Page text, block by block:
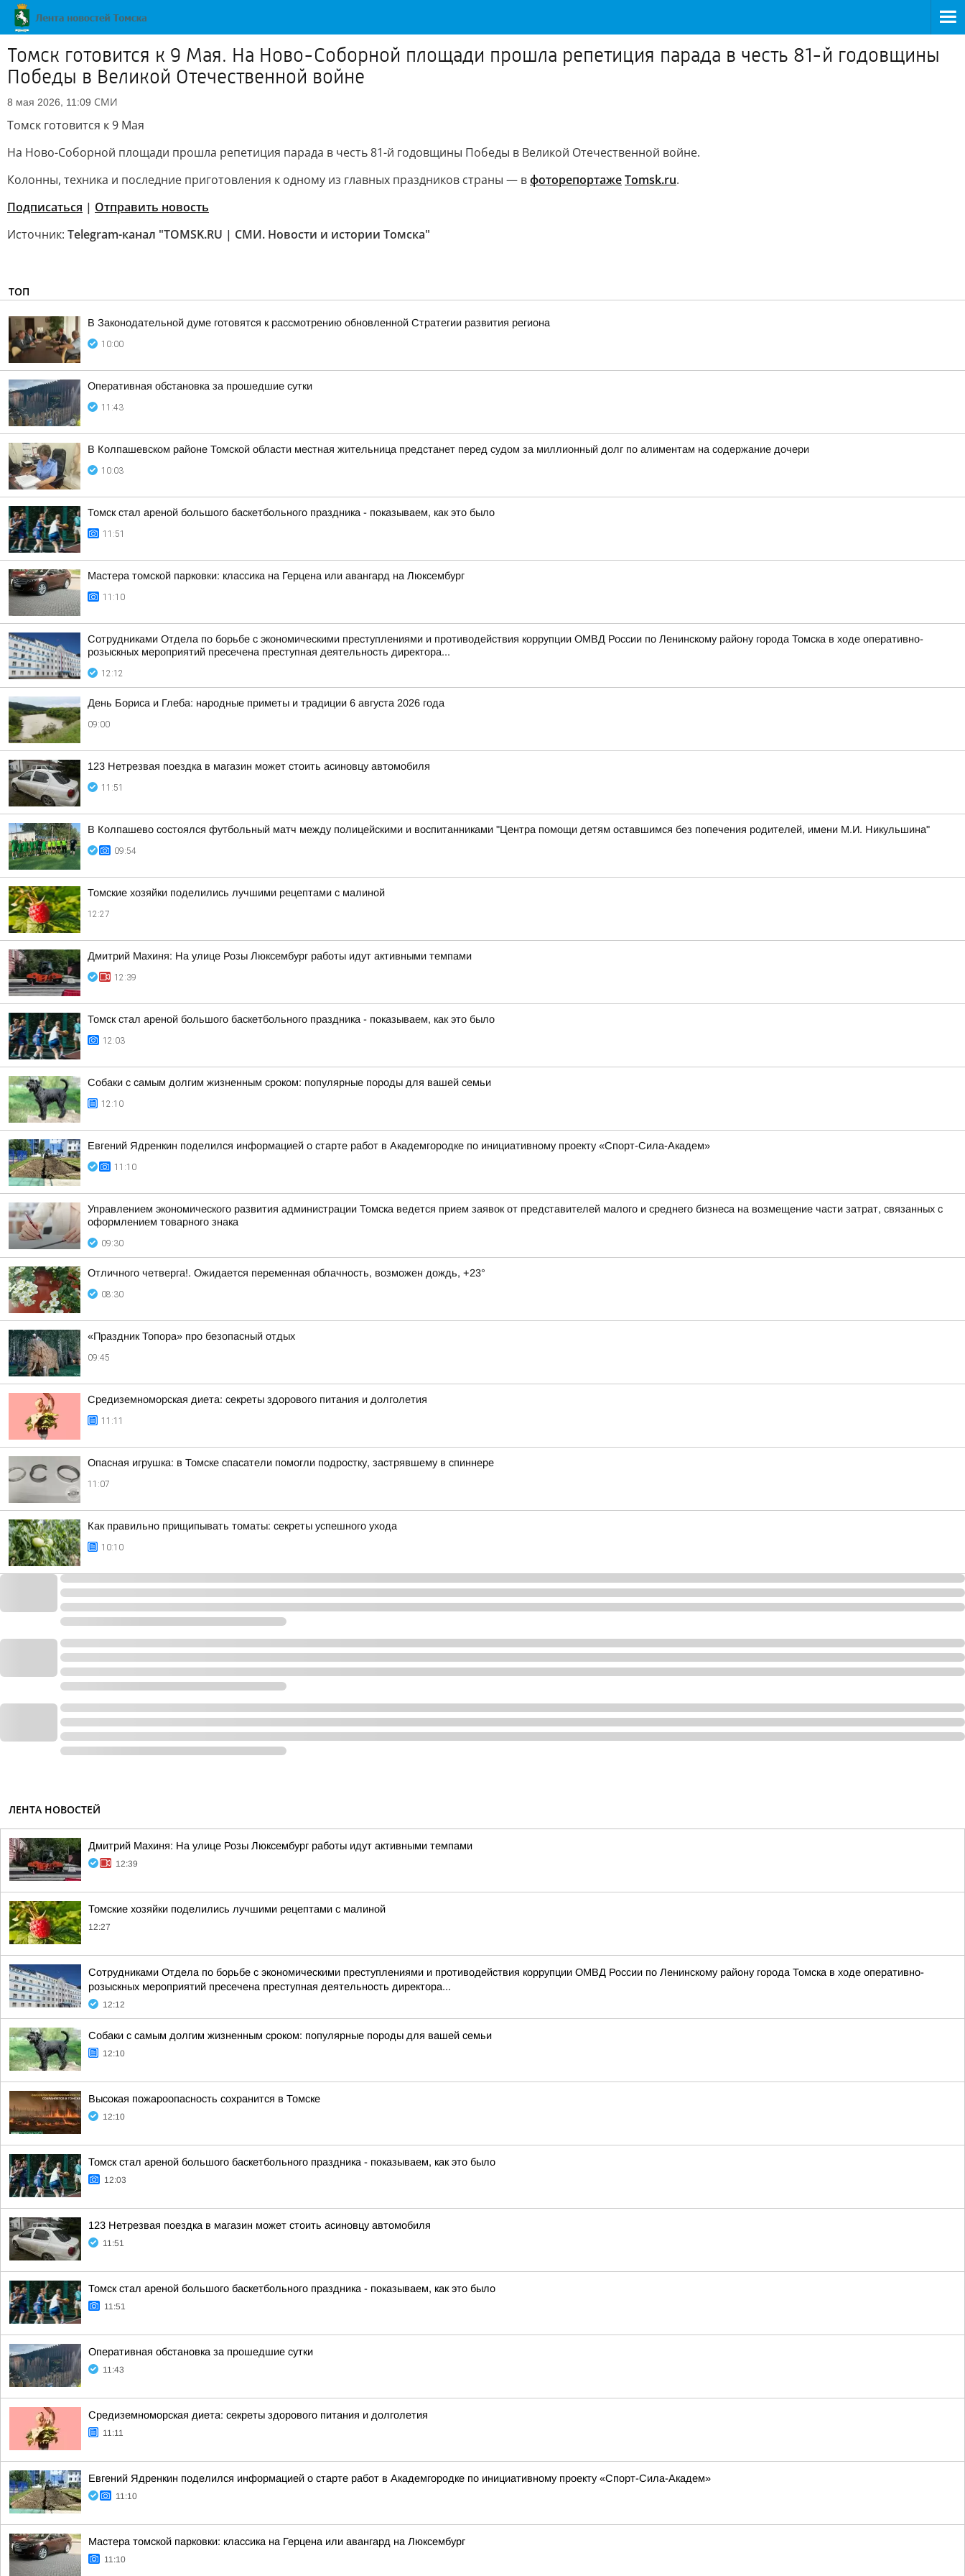
Томск готовится к 9 Мая. На Ново-Соборной площади прошла репетиция парада в честь 81-й годовщины
Победы в Великой Отечественной войне
8 мая 2026, 11:09 СМИ
Томск готовится к 9 Мая
На Ново-Соборной площади прошла репетиция парада в честь 81-й годовщины Победы в Великой Отечественной войне.
Колонны, техника и последние приготовления к одному из главных праздников страны — вфоторепортажеTomsk.ru.
Подписаться | Отправить новость
Источник: Telegram-канал "TOMSK.RU | СМИ. Новости и истории Томска"
ТОП
В Законодательной думе готовятся к рассмотрению обновленной Стратегии развития региона
10:00
Оперативная обстановка за прошедшие сутки
11:43
В Колпашевском районе Томской области местная жительница предстанет перед судом за миллионный долг по алиментам на содержание дочери
10:03
Томск стал ареной большого баскетбольного праздника - показываем, как это было
11:51
Мастера томской парковки: классика на Герцена или авангард на Люксембург
11:10
Сотрудниками Отдела по борьбе с экономическими преступлениями и противодействия коррупции ОМВД России по Ленинскому району города Томска в ходе оперативно-
розыскных мероприятий пресечена преступная деятельность директора...
12:12
День Бориса и Глеба: народные приметы и традиции 6 августа 2026 года
09:00
123 Нетрезвая поездка в магазин может стоить асиновцу автомобиля
11:51
В Колпашево состоялся футбольный матч между полицейскими и воспитанниками "Центра помощи детям оставшимся без попечения родителей, имени М.И. Никульшина"
09:54
Томские хозяйки поделились лучшими рецептами с малиной
12:27
Дмитрий Махиня: На улице Розы Люксембург работы идут активными темпами
12:39
Томск стал ареной большого баскетбольного праздника - показываем, как это было
12:03
Собаки с самым долгим жизненным сроком: популярные породы для вашей семьи
12:10
Евгений Ядренкин поделился информацией о старте работ в Академгородке по инициативному проекту «Спорт-Сила-Академ»
11:10
Управлением экономического развития администрации Томска ведется прием заявок от представителей малого и среднего бизнеса на возмещение части затрат, связанных с
оформлением товарного знака
09:30
Отличного четверга!. Ожидается переменная облачность, возможен дождь, +23°
08:30
«Праздник Топора» про безопасный отдых
09:45
Средиземноморская диета: секреты здорового питания и долголетия
11:11
Опасная игрушка: в Томске спасатели помогли подростку, застрявшему в спиннере
11:07
Как правильно прищипывать томаты: секреты успешного ухода
10:10
ЛЕНТА НОВОСТЕЙ
Дмитрий Махиня: На улице Розы Люксембург работы идут активными темпами
12:39
Томские хозяйки поделились лучшими рецептами с малиной
12:27
Сотрудниками Отдела по борьбе с экономическими преступлениями и противодействия коррупции ОМВД России по Ленинскому району города Томска в ходе оперативно-
розыскных мероприятий пресечена преступная деятельность директора...
12:12
Собаки с самым долгим жизненным сроком: популярные породы для вашей семьи
12:10
Высокая пожароопасность сохранится в Томске
12:10
Томск стал ареной большого баскетбольного праздника - показываем, как это было
12:03
123 Нетрезвая поездка в магазин может стоить асиновцу автомобиля
11:51
Томск стал ареной большого баскетбольного праздника - показываем, как это было
11:51
Оперативная обстановка за прошедшие сутки
11:43
Средиземноморская диета: секреты здорового питания и долголетия
11:11
Евгений Ядренкин поделился информацией о старте работ в Академгородке по инициативному проекту «Спорт-Сила-Академ»
11:10
Мастера томской парковки: классика на Герцена или авангард на Люксембург
11:10